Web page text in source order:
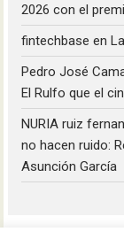
2026 con el
fintechbase en
Pedro José
El Rulfo que el
NURIA ruiz
no hacen ruido:
Asunción García